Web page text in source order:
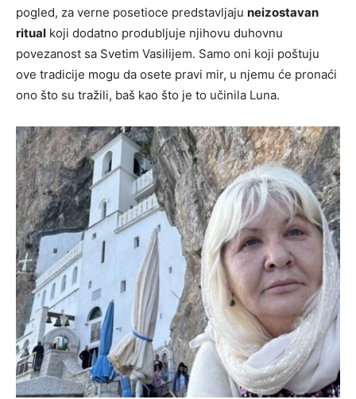
pogled, za verne posetioce predstavljaju neizostavan
ritual koji dodatno produbljuje njihovu duhovnu
povezanost sa Svetim Vasilijem. Samo oni koji poštuju
ove tradicije mogu da osete pravi mir, u njemu će pronaći
ono što su tražili, baš kao što je to učinila Luna.